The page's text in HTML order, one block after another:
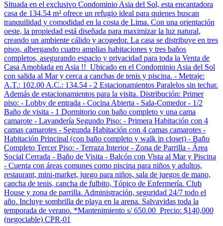
Situada en el exclusivo Condominio Asia del Sol, esta encantadora
casa de 134.54 m² ofrece un refugio ideal para quienes buscan
tranquilidad y comodidad en la costa de Lima. Con una orientación
oeste, la propiedad está diseñada para maximizar la luz natural,
creando un ambiente cálido y acogedor. La casa se distribuye en tres
pisos, albergando cuatro amplias habitaciones y tres baños
completos, asegurando espacio y privacidad para toda la Venta de
Casa Amoblada en Asia !! Ubicado en el Condominio Asia del Sol
con salida al Mar y cerca a canchas de tenis y piscina. - Metraje:
A.T.: 102.00 A.C.: 134.54 - 2 Estacionamientos Paralelos sin techar.
Además de estacionamientos para la visita. Distribución: Primer
piso: - Lobby de entrada - Cocina Abierta - Sala-Comedor - 1/2
Baño de visita - 1 Dormitorio con baño completo y una cama
camarote - Lavandería Segundo Piso: - Primera Habitación con 4
camas camarotes - Segunda Habitación con 4 camas camarotes -
Habitación Principal (con baño completo y walk in closet) - Baño
Completo Tercer Piso: - Terraza Interior - Zona de Parrilla - Área
Social Cerrada - Baño de Visita - Balcón con Vista al Mar y Piscina
- Cuenta con áreas comunes como piscina para niños y adultos,
restaurant, mini-market, juego para niños, sala de juegos de mano,
cancha de tenis, cancha de fulbito, Tópico de Enfermería. Club
House y zona de parrilla. Administración, seguridad 24/7 todo el
año. Incluye sombrilla de playa en la arena. Salvavidas toda la
temporada de verano. *Mantenimiento s/ 650.00 Precio: $140,000
(negociable) CPR-01